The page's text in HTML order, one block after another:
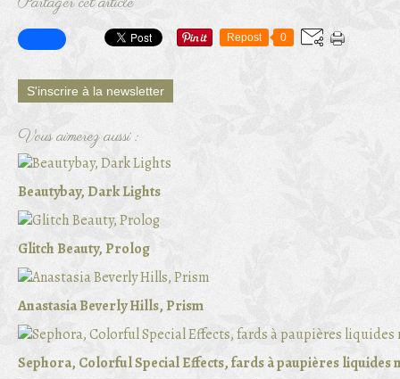
Repost 0
S'inscrire à la newsletter
Vous aimerez aussi :
Beautybay, Dark Lights
Glitch Beauty, Prolog
Anastasia Beverly Hills, Prism
Sephora, Colorful Special Effects, fards à paupières liquides